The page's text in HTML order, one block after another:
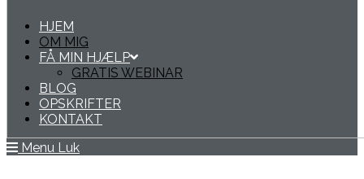
HJEM
OM MIG
FÅ MIN HJÆLP
GRATIS WEBINAR
BLOG
OPSKRIFTER
KONTAKT
Menu Luk